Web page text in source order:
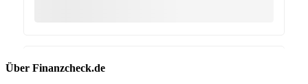
Über Finanzcheck.de